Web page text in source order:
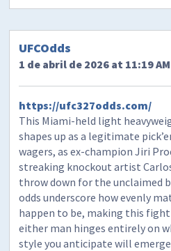
UFCOdds
1 de abril de 2026 at 11:19 AM
https://ufc327odds.com/
This Miami-held light
shapes up as a legitimate
wagers, as ex-champion Jiri
streaking knockout artist
throw down for the unclaimed
odds underscore how evenly
happen to be, making this
either man hinges entirely on
style you anticipate will